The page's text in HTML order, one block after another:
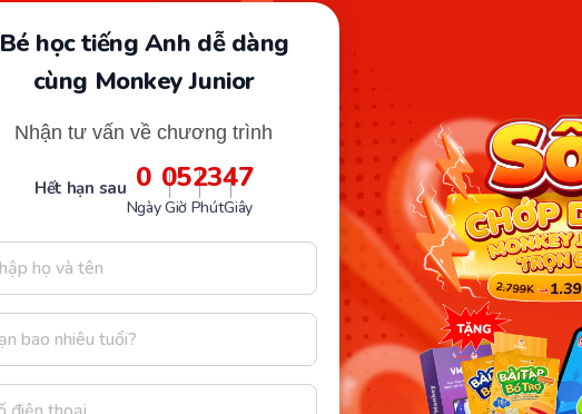
Bé học tiếng Anh dễ dàng
cùng Monkey Junior
Nhận tư vấn về chương trình
Hết hạn sau 0
Ngày
05
Giờ
23
Phút
46
Giây
Phụ nữ mang thai bị buồn nôn. (Ảnh: Sưu tầm Internet)
Nguyên nhân gây ra dấu hiệu có thai này là do sự gia tăng
hormone estrogen và progesterone. Để giảm bớt triệu chứng
nên uống nhiều nước, trà gừng, ngửi mùi gừng, chanh,
hơn.
Đau ngực